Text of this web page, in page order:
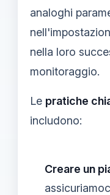
analoghi
nella loro
monitoraggio.
Le pratiche
includono:
Creare un